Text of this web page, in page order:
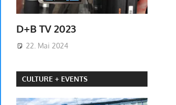
D+B TV 2023
22. Mai 2024
CULTURE + EVENTS